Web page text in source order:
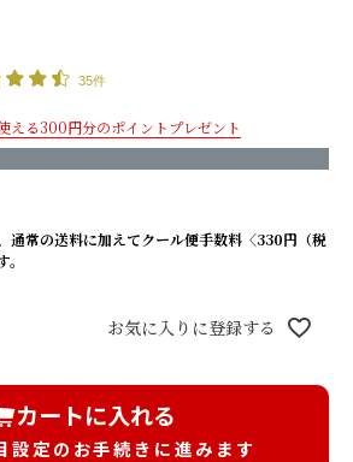
束/
ピンク
束/
ュ) 香
きせかえローズ(ヌードピー
(生花)
35件
える300円分のポイントプレゼント
通常の送料に加えてクール便手数料〈330円（税
お気に入りに登録する
カートに入れる
設定のお手続きに進みます